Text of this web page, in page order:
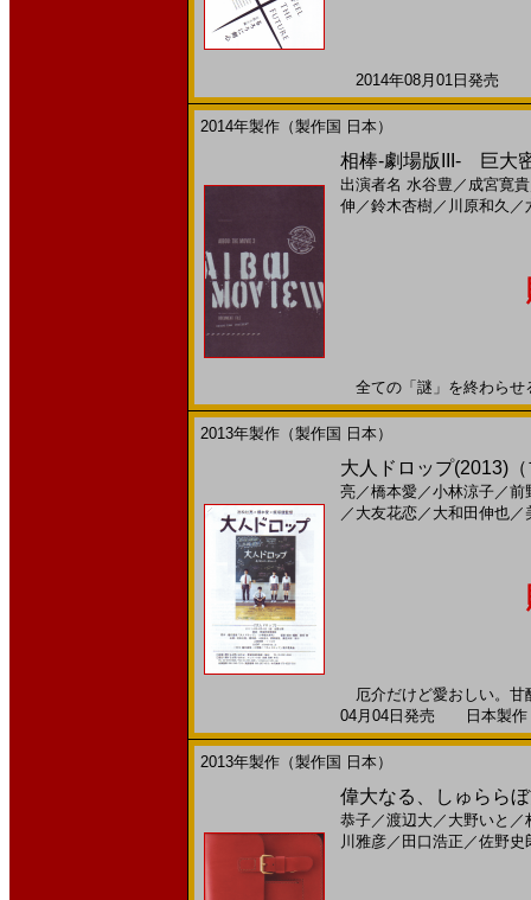
2014年08月01日発売
2014年製作（製作国 日本）
相棒-劇場版III- 巨大
出演者名 水谷豊 ／ 成宮寛貴
伸 ／鈴木杏樹／ 川原和久 ／
全ての「謎」を終わら
2013年製作（製作国 日本）
大人ドロップ(2013)
亮／橋本愛／小林涼子／前
／ 大友花恋／ 大和田伸也／
厄介だけど愛おしい。甘
04月04日発売 日本製作
2013年製作（製作国 日本）
偉大なる、しゅらら
恭子／渡辺大／ 大野いと ／
川雅彦／ 田口浩正 ／佐野史